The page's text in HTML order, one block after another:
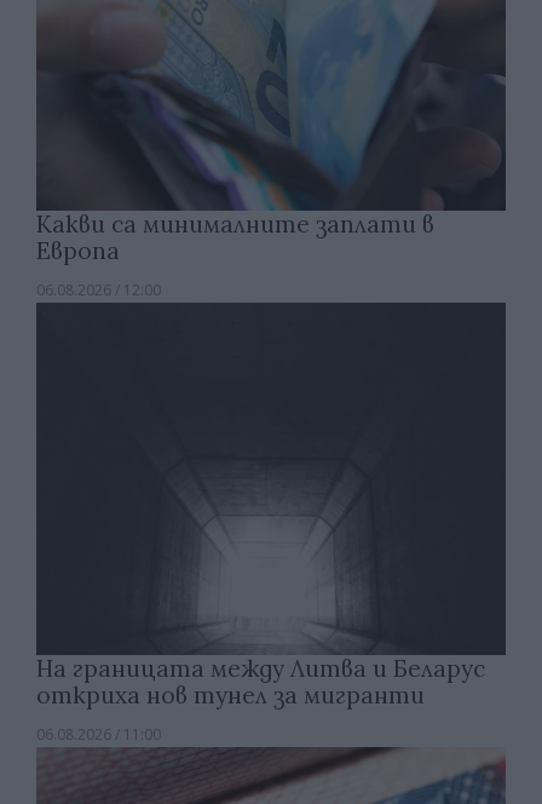
Какви са минималните заплати в
Европа
06.08.2026 / 12:00
На границата между Литва и Беларус
откриха нов тунел за мигранти
06.08.2026 / 11:00